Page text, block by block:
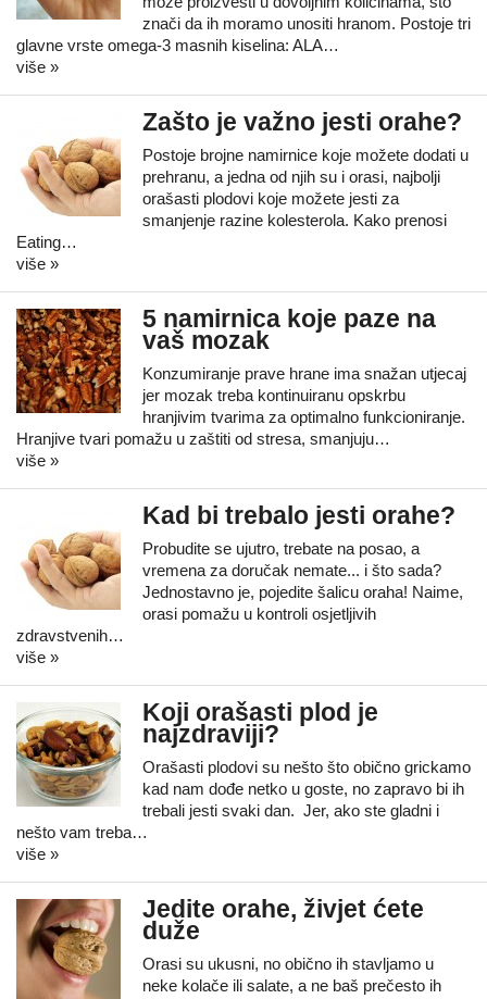
znači da ih moramo unositi hranom. Postoje tri
glavne vrste omega-3 masnih kiselina: ALA…
više »
Zašto je važno jesti orahe?
Postoje brojne namirnice koje možete dodati u
prehranu, a jedna od njih su i orasi, najbolji
orašasti plodovi koje možete jesti za
smanjenje razine kolesterola. Kako prenosi
Eating…
više »
5 namirnica koje paze na
vaš mozak
Konzumiranje prave hrane ima snažan utjecaj
jer mozak treba kontinuiranu opskrbu
hranjivim tvarima za optimalno funkcioniranje.
Hranjive tvari pomažu u zaštiti od stresa, smanjuju…
više »
Kad bi trebalo jesti orahe?
Probudite se ujutro, trebate na posao, a
vremena za doručak nemate... i što sada?
Jednostavno je, pojedite šalicu oraha! Naime,
orasi pomažu u kontroli osjetljivih
zdravstvenih…
više »
Koji orašasti plod je
najzdraviji?
Orašasti plodovi su nešto što obično grickamo
kad nam dođe netko u goste, no zapravo bi ih
trebali jesti svaki dan. Jer, ako ste gladni i
nešto vam treba…
više »
Jedite orahe, živjet ćete
duže
Orasi su ukusni, no obično ih stavljamo u
neke kolače ili salate, a ne baš prečesto ih